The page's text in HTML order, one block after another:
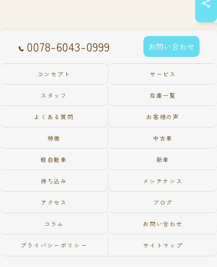
0078-6043-0999 お問い合わせ
コンセプト サービス
スタッフ 在庫一覧
よくある質問 お客様の声
特徴 中古車
軽自動車 新車
持ち込み メンテナンス
アクセス ブログ
コラム お問い合わせ
プライバシーポリシー サイトマップ